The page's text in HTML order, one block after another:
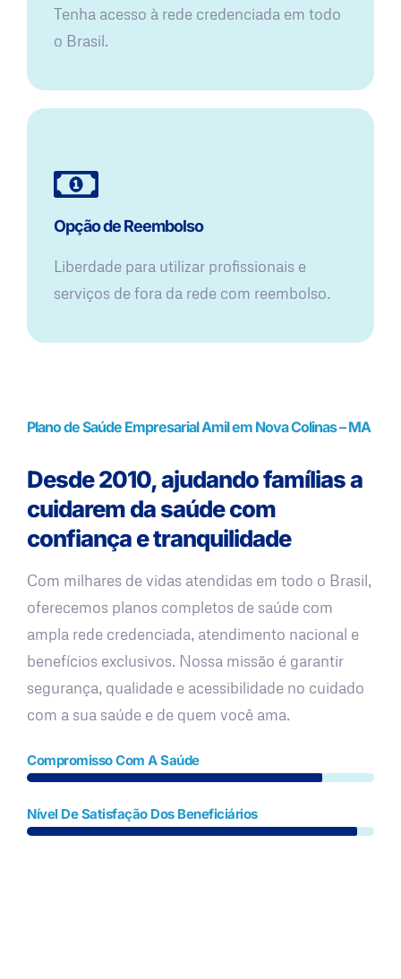
Tenha acesso à rede credenciada em todo
o Brasil.
Opção de Reembolso
Liberdade para utilizar profissionais e
serviços de fora da rede com reembolso.
Plano de Saúde Empresarial Amil em Nova Colinas – MA
Desde 2010, ajudando famílias a
cuidarem da saúde com
confiança e tranquilidade
Com milhares de vidas atendidas em todo o Brasil,
oferecemos planos completos de saúde com
ampla rede credenciada, atendimento nacional e
benefícios exclusivos. Nossa missão é garantir
segurança, qualidade e acessibilidade no cuidado
com a sua saúde e de quem você ama.
Compromisso Com A Saúde
Nível De Satisfação Dos Beneficiários